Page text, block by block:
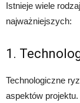
Istnieje wiele
najważniejszych:
1.
Technologiczne
aspektów